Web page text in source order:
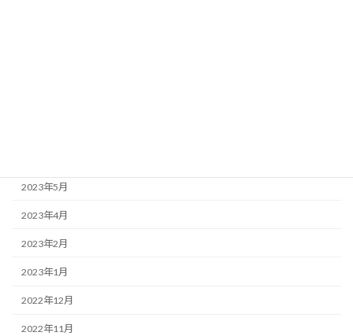
2023年5月
2023年4月
2023年2月
2023年1月
2022年12月
2022年11月